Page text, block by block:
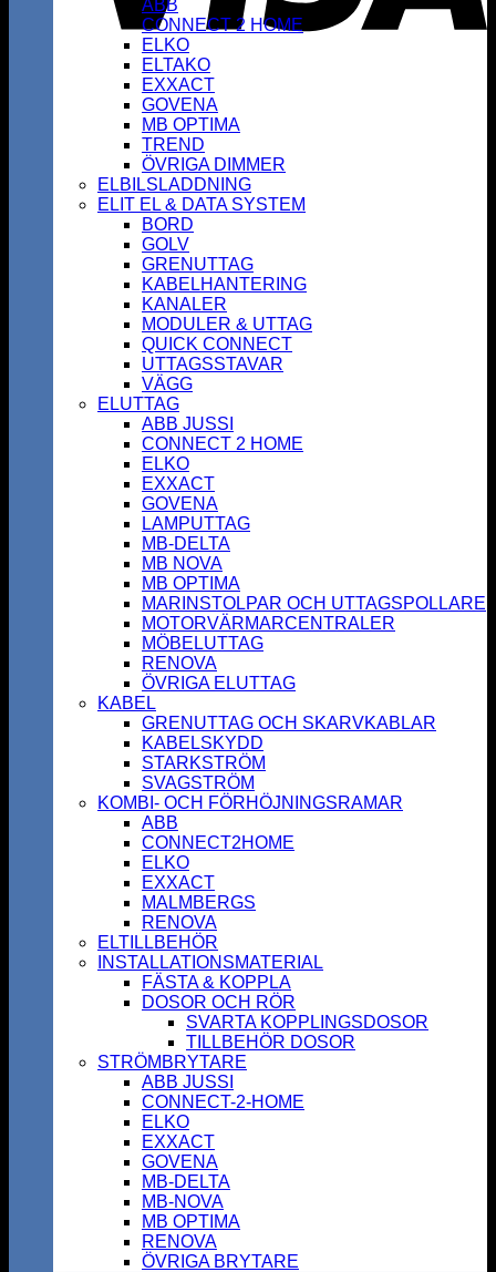
ABB
CONNECT 2 HOME
ELKO
ELTAKO
EXXACT
GOVENA
MB OPTIMA
TREND
ÖVRIGA DIMMER
ELBILSLADDNING
ELIT EL & DATA SYSTEM
BORD
GOLV
GRENUTTAG
KABELHANTERING
KANALER
MODULER & UTTAG
QUICK CONNECT
UTTAGSSTAVAR
VÄGG
ELUTTAG
ABB JUSSI
CONNECT 2 HOME
ELKO
EXXACT
GOVENA
LAMPUTTAG
MB-DELTA
MB NOVA
MB OPTIMA
MARINSTOLPAR OCH UTTAGSPOLLARE
MOTORVÄRMARCENTRALER
MÖBELUTTAG
RENOVA
ÖVRIGA ELUTTAG
KABEL
GRENUTTAG OCH SKARVKABLAR
KABELSKYDD
STARKSTRÖM
SVAGSTRÖM
KOMBI- OCH FÖRHÖJNINGSRAMAR
ABB
CONNECT2HOME
ELKO
EXXACT
MALMBERGS
RENOVA
ELTILLBEHÖR
INSTALLATIONSMATERIAL
FÄSTA & KOPPLA
DOSOR OCH RÖR
SVARTA KOPPLINGSDOSOR
TILLBEHÖR DOSOR
STRÖMBRYTARE
ABB JUSSI
CONNECT-2-HOME
ELKO
EXXACT
GOVENA
MB-DELTA
MB-NOVA
MB OPTIMA
RENOVA
ÖVRIGA BRYTARE